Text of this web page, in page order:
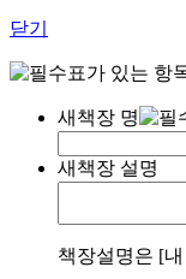
닫기
표가 있는 항
새책장 명
새책장 설명
책장설명은 [